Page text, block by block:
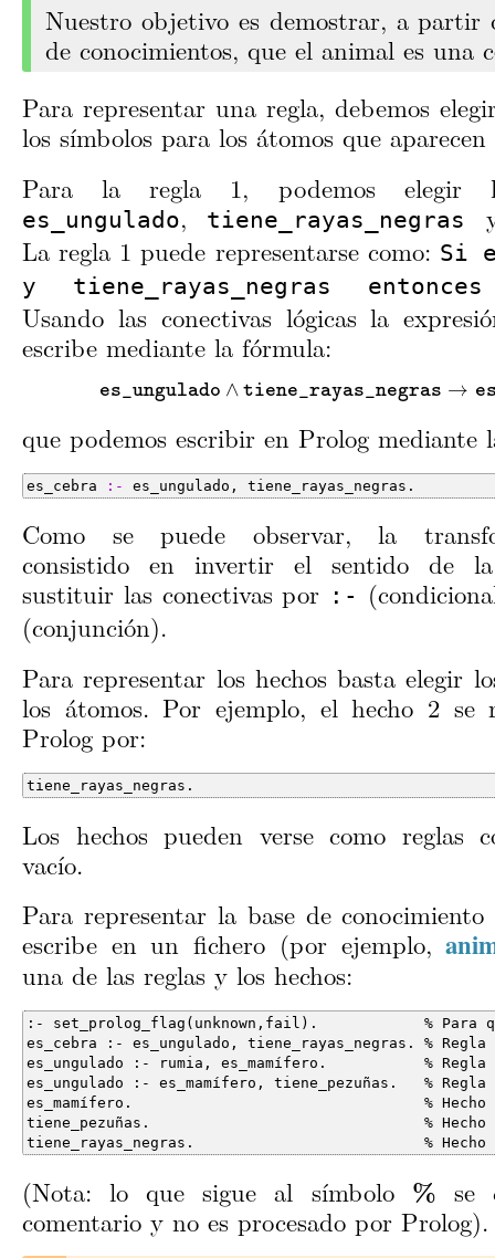
Nuestro objetivo es demostrar, a partir
de conocimientos, que el animal es una
Para representar una regla, debemos
los símbolos para los átomos que
Para la regla 1, podemos elegir
es_ungulado, tiene_rayas_negras
La regla 1 puede representarse como: Si
y tiene_rayas_negras
Usando las conectivas lógicas la
escribe mediante la fórmula:
es ungulado ∧ tiene _rayas _negras → e
es_ungula do∧tiene _rayas_negras→es _c
que podemos escribir en Prolog mediante
es_cebra :- es_ungulado, tiene_rayas_negras.
Como se puede observar, la
consistido en invertir el sentido de
sustituir las conectivas por :-
(conjunción).
Para representar los hechos basta elegir
los átomos. Por ejemplo, el hecho 2 se
Prolog por:
tiene_rayas_negras.
Los hechos pueden verse como reglas
vacío.
Para representar la base de
escribe en un fichero (por ejemplo,
una de las reglas y los hechos:
tiene_rayas_negras.                          % Hecho
(Nota: lo que sigue al símbolo % se
comentario y no es procesado por Prolog).